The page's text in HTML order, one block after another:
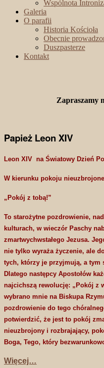
Wspólnota
Galeria
O parafii
Historia Kościoła
Obecnie
Duszpasterze
Kontakt
Zapraszamy
Papież Leon XIV
Leon XIV na Światowy Dzień
W kierunku pokoju
„Pokój z tobą!”
To starożytne pozdrowienie,
kulturach, w wieczór Paschy
zmartwychwstałego Jezusa.
nie tylko wyraża życzenie, ale
tych, którzy je przyjmują, a tym
Dlatego następcy Apostołów
najcichszą rewolucję: „Pokój z
wybrano mnie na Biskupa
pozdrowienie do tego
potwierdzić, że jest to pokój
nieuzbrojony i rozbrajający,
Boga, Tego, który
Więcej…